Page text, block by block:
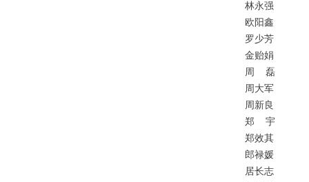
林永强
欧阳鑫
罗少芳
金贻娟
周
磊
周大军
周新良
郑
宇
郑效其
郎禄媛
居长志